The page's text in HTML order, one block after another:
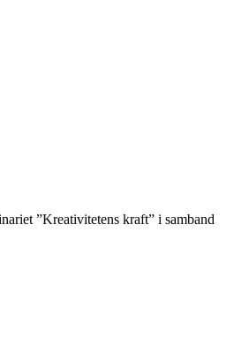
”Kreativitetens kraft” i samband